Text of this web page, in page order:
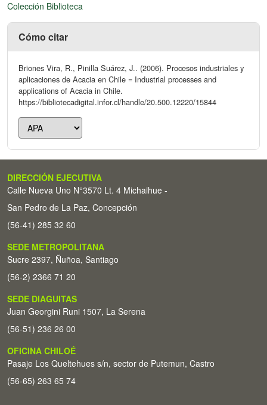
Colección Biblioteca
Cómo citar
Briones Vira, R., Pinilla Suárez, J.. (2006). Procesos industriales y
aplicaciones de Acacia en Chile = Industrial processes and
applications of Acacia in Chile.
https://bibliotecadigital.infor.cl/handle/20.500.12220/15844
DIRECCIÓN EJECUTIVA
Calle Nueva Uno N°3570 Lt. 4 Michaihue -
San Pedro de La Paz, Concepción
(56-41) 285 32 60
SEDE METROPOLITANA
Sucre 2397, Ñuñoa, Santiago
(56-2) 2366 71 20
SEDE DIAGUITAS
Juan Georgini Runi 1507, La Serena
(56-51) 236 26 00
OFICINA CHILOÉ
Pasaje Los Queltehues s/n, sector de Putemun, Castro
(56-65) 263 65 74